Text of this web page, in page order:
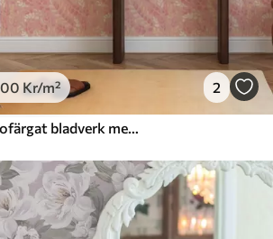
Kr/m² 2
Delikat rosa-persikofärgat bladverk med en mjuk färgskimmer